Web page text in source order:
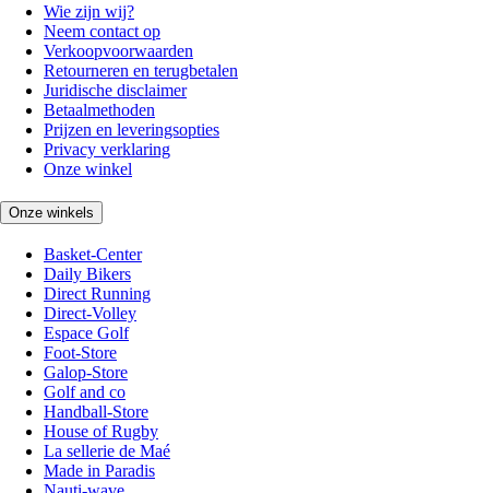
Wie zijn wij?
Neem contact op
Verkoopvoorwaarden
Retourneren en terugbetalen
Juridische disclaimer
Betaalmethoden
Prijzen en leveringsopties
Privacy verklaring
Onze winkel
Onze winkels
Basket-Center
Daily Bikers
Direct Running
Direct-Volley
Espace Golf
Foot-Store
Galop-Store
Golf and co
Handball-Store
House of Rugby
La sellerie de Maé
Made in Paradis